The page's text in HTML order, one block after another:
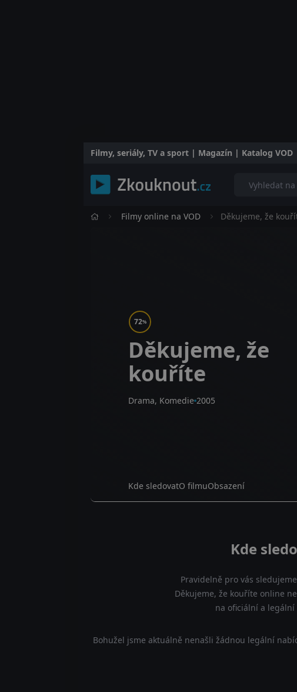
Filmy, seriály, TV a sport | Magazín | Katalog VOD
Filmy online na VOD Děkujeme, že
72%
Děkujeme, že
kouříte
Drama, Komedie 2005
Kde sledovatO filmuObsazení
Kde
Pravidelně pro vás
Děkujeme, že kouříte online
na oficiální a
Bohužel jsme aktuálně nenašli žádnou legální